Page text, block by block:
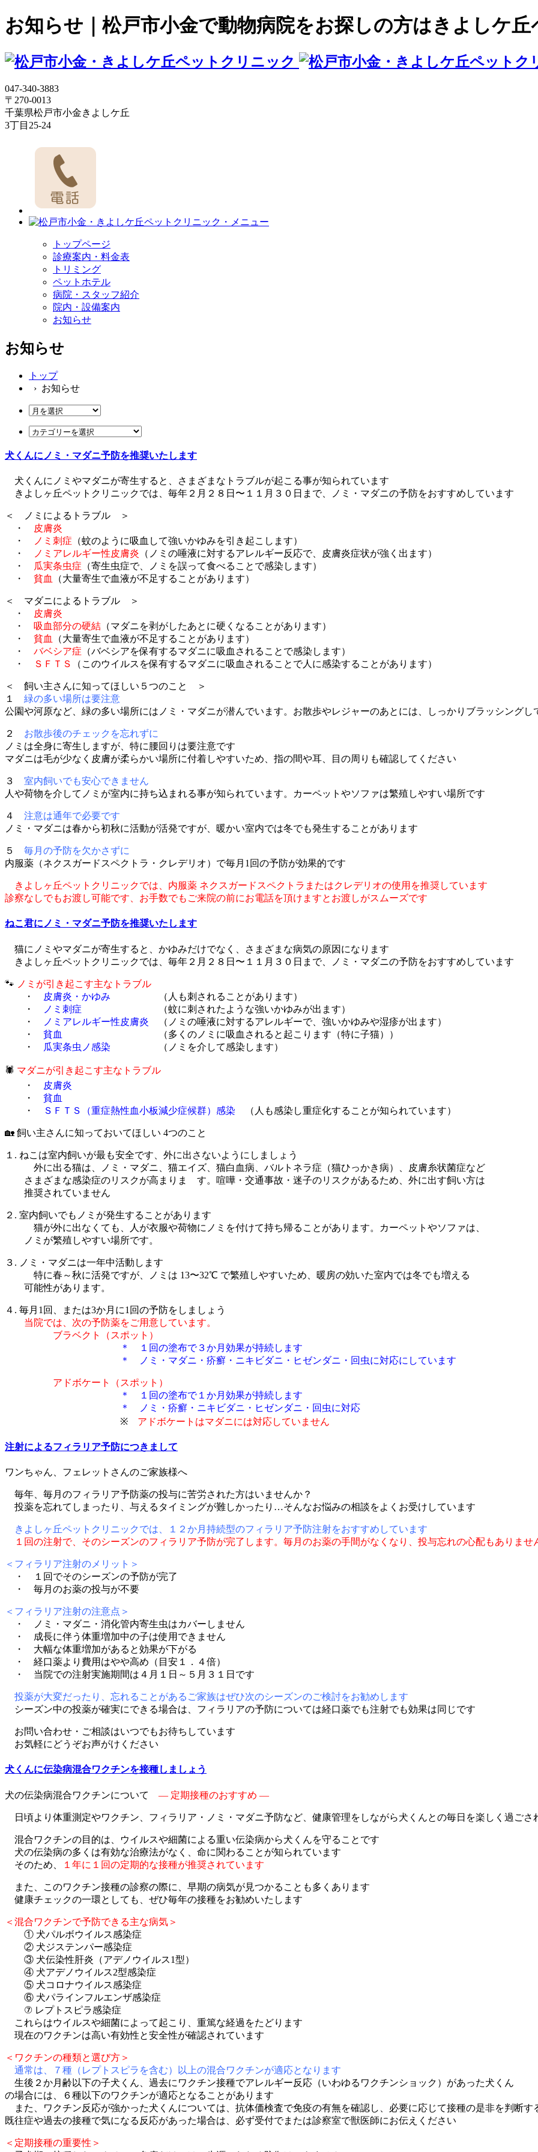
お知らせ｜松戸市小金で動物病院をお探しの方はきよしケ
047-340-3883
〒270-0013
千葉県松戸市小金きよしケ丘
3丁目25-24
トップページ
診療案内・料金表
トリミング
ペットホテル
病院・スタッフ紹介
院内・設備案内
お知らせ
お知らせ
トップ
› お知らせ
犬くんにノミ・マダニ予防を推奨いたします
犬くんにノミやマダニが寄生すると、さまざまなトラブルが起こる事が知られています
きよしヶ丘ペットクリニックでは、毎年２月２８日〜１１月３０日まで、ノミ・マダニの予防をおすすめしています
＜ ノミによるトラブル ＞
・
皮膚炎
・
ノミ刺症 （蚊のように吸血して強いかゆみを引き起こします）
・
ノミアレルギー性皮膚炎 （ノミの唾液に対するアレルギー反応で、皮膚炎症状が強く出ます）
・
瓜実条虫症 （寄生虫症で、ノミを誤って食べることで感染します）
・ 貧血 （大量寄生で血液が不足することがあります）
＜ マダニによるトラブル ＞
・
皮膚炎
・ 吸血部分の硬結 （マダニを剥がしたあとに硬くなることがあります）
・ 貧血
（大量寄生で血液が不足することがあります）
・ バベシア症 （バベシアを保有するマダニに吸血されることで感染します）
・
ＳＦＴＳ （このウイルスを保有するマダニに吸血されることで人に感染することがあります）
＜ 飼い主さんに知ってほしい５つのこと ＞
１ 緑の多い場所は要注意
公園や河原など、緑の多い場所にはノミ・マダニが潜んでいます。お散歩やレジャーのあとには、しっかりブラッシングし
２ お散歩後のチェックを忘れずに
ノミは全身に寄生しますが、特に腰回りは要注意です
マダニは毛が少なく皮膚が柔らかい場所に付着しやすいため、指の間や耳、目の周りも確認してください
３ 室内飼いでも安心できません
人や荷物を介してノミが室内に持ち込まれる事が知られています。カーペットやソファは繁殖しやすい場所です
４ 注意は通年で必要です
ノミ・マダニは春から初秋に活動が活発ですが、暖かい室内では冬でも発生することがあります
５ 毎月の予防を欠かさずに
内服薬（ネクスガードスペクトラ・クレデリオ）で毎月1回の予防が効果的です
きよしヶ丘ペットクリニックでは、内服薬 ネクスガードスペクトラまたはクレデリオの使用を推奨しています
診察なしでもお渡し可能です、お手数でもご来院の前にお電話を頂けますとお渡しがスムーズです
ねこ君にノミ・マダニ予防を推奨いたします
猫にノミやマダニが寄生すると、かゆみだけでなく、さまざまな病気の原因になります
きよしヶ丘ペットクリニックでは、毎年２月２８日〜１１月３０日まで、ノミ・マダニの予防をおすすめしています
🐾 ノミが引き起こす主なトラブル
・
皮膚炎・かゆみ （人も刺されることがあります）
・
ノミ刺症
（蚊に刺されたような強いかゆみが出ます）
・
ノミアレルギー性皮膚炎 （ノミの唾液に対するアレルギーで、強いかゆみや湿疹が出ます）
・ 貧血
（多くのノミに吸血されると起こります（特に子猫））
・
瓜実条虫ノ感染 （ノミを介して感染します）
🕷 マダニが引き起こす主なトラブル
・
皮膚炎
・ 貧血
・
ＳＦＴＳ（重症熱性血小板減少症候群）感染 （人も感染し重症化することが知られています）
🏡 飼い主さんに知っておいてほしい 4つのこと
１. ねこは室内飼いが最も安全です、外に出さないようにしましょう
外に出る猫は、ノミ・マダニ、猫エイズ、猫白血病、バルトネラ症（猫ひっかき病）、皮膚糸状菌症など
さまざまな感染症のリスクが高まりま す。喧嘩・交通事故・迷子のリスクがあるため、外に出す飼い方は
推奨されていません
２. 室内飼いでもノミが発生することがあります
猫が外に出なくても、人が衣服や荷物にノミを付けて持ち帰ることがあります。カーペットやソファは、
ノミが繁殖しやすい場所です。
３. ノミ・マダニは一年中活動します
特に春～秋に活発ですが、ノミは 13〜32℃ で繁殖しやすいため、暖房の効いた室内では冬でも増える
可能性があります。
４. 毎月1回、または3か月に1回の予防をしましょう
当院では、次の予防薬をご用意しています。
ブラベクト（スポット）
＊ １回の塗布で３か月効果が持続します
＊ ノミ・マダニ・疥癬・ニキビダニ・ヒゼンダニ・回虫に対応にしています
アドボケート（スポット）
＊ １回の塗布で１か月効果が持続します
＊ ノミ・疥癬・ニキビダニ・ヒゼンダニ・回虫に対応
※ アドボケートはマダニには対応していません
注射によるフィラリア予防につきまして
ワンちゃん、フェレットさんのご家族様へ
毎年、毎月のフィラリア予防薬の投与に苦労された方はいませんか？
投薬を忘れてしまったり、与えるタイミングが難しかったり…そんなお悩みの相談をよくお受けしています
きよしヶ丘ペットクリニックでは、１２か月持続型のフィラリア予防注射をおすすめしています
１回の注射で、そのシーズンのフィラリア予防が完了します。毎月のお薬の手間がなくなり、投与忘れの心配もありませ
＜フィラリア注射のメリット＞
・ １回でそのシーズンの予防が完了
・ 毎月のお薬の投与が不要
＜フィラリア注射の注意点＞
・ ノミ・マダニ・消化管内寄生虫はカバーしません
・ 成長に伴う体重増加中の子は使用できません
・ 大幅な体重増加があると効果が下がる
・ 経口薬より費用はやや高め（目安１．４倍）
・ 当院での注射実施期間は４月１日～５月３１日です
投薬が大変だったり、忘れることがあるご家族はぜひ次のシーズンのご検討をお勧めします
シーズン中の投薬が確実にできる場合は、フィラリアの予防については経口薬でも注射でも効果は同じです
お問い合わせ・ご相談はいつでもお待ちしています
お気軽にどうぞお声がけください
犬くんに伝染病混合ワクチンを接種しましょう
犬の伝染病混合ワクチンについて ― 定期接種のおすすめ ―
日頃より体重測定やワクチン、フィラリア・ノミ・マダニ予防など、健康管理をしながら犬くんとの毎日を楽しく過ごさ
混合ワクチンの目的は、ウイルスや細菌による重い伝染病から犬くんを守ることです
犬の伝染病の多くは有効な治療法がなく、命に関わることが知られています
そのため、
１年に１回の定期的な接種が推奨されています
また、このワクチン接種の診察の際に、早期の病気が見つかることも多くあります
健康チェックの一環としても、ぜひ毎年の接種をお勧めいたします
＜混合ワクチンで予防できる主な病気＞
① 犬パルボウイルス感染症
② 犬ジステンパー感染症
③ 犬伝染性肝炎（アデノウイルス1型）
④ 犬アデノウイルス2型感染症
⑤ 犬コロナウイルス感染症
⑥ 犬パラインフルエンザ感染症
⑦ レプトスピラ感染症
これらはウイルスや細菌によって起こり、重篤な経過をたどります
現在のワクチンは高い有効性と安全性が確認されています
＜ワクチンの種類と選び方＞
通常は、７種（レプトスピラを含む）以上の混合ワクチンが適応となります
生後２か月齢以下の子犬くん、過去にワクチン接種でアレルギー反応（いわゆるワクチンショック）があった犬くん
の場合には、６種以下のワクチンが適応となることがあります
また、ワクチン反応が強かった犬くんについては、抗体価検査で免疫の有無を確認し、必要に応じて接種の是非を判断す
既往症や過去の接種で気になる反応があった場合は、必ず受付でまたは診察室で獣医師にお伝えください
＜定期接種の重要性＞